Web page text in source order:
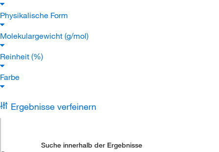
Physikalische Form
Molekulargewicht (g/mol)
Reinheit (%)
Farbe
Ergebnisse verfeinern
Suche innerhalb der Ergebnisse